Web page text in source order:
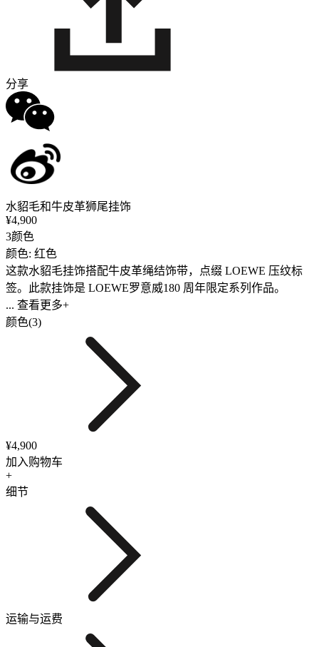
分享
水貂毛和牛皮革狮尾挂饰
¥4,900
3颜色
颜色: 红色
这款水貂毛挂饰搭配牛皮革绳结饰带，点缀 LOEWE 压纹标
签。此款挂饰是 LOEWE罗意威180 周年限定系列作品。
... 查看更多+
颜色(3)
¥4,900
加入购物车
+
细节
运输与运费